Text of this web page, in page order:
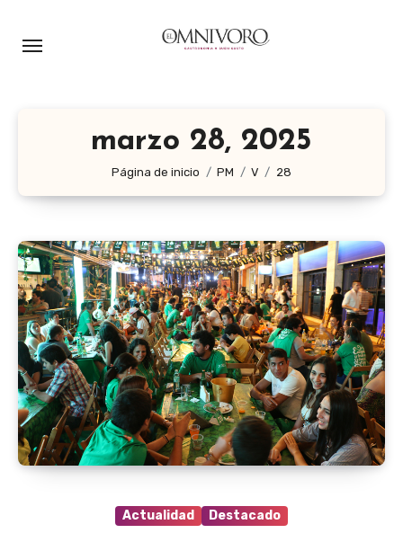
marzo 28, 2025
Página de inicio PM V 28
Actualidad Destacado